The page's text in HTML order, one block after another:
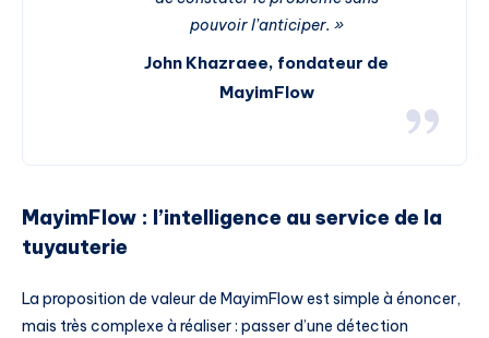
pouvoir l’anticiper. »
John Khazraee, fondateur de
MayimFlow
MayimFlow : l’intelligence au service de la
tuyauterie
La proposition de valeur de MayimFlow est simple à énoncer,
mais très complexe à réaliser : passer d’une détection